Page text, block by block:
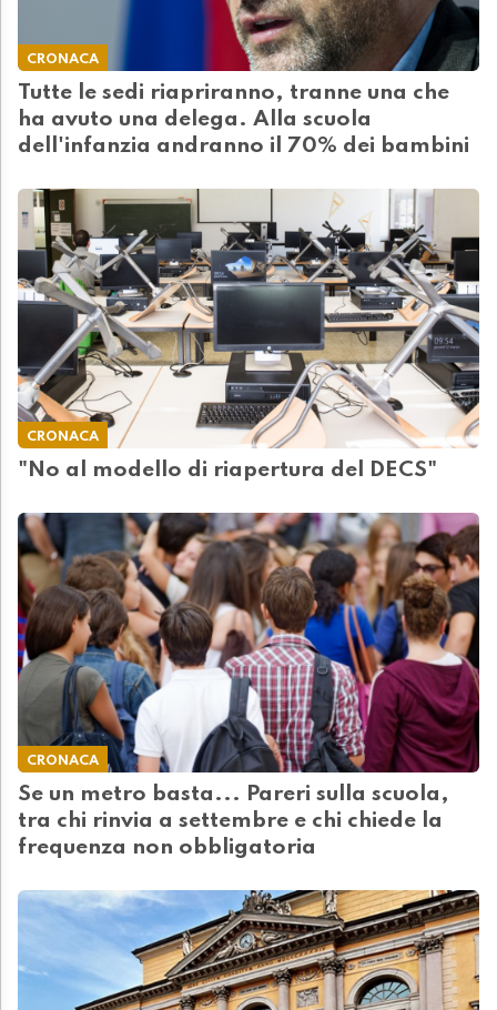
CRONACA
Tutte le sedi riapriranno, tranne una che
ha avuto una delega. Alla scuola
dell'infanzia andranno il 70% dei bambini
CRONACA
"No al modello di riapertura del DECS"
CRONACA
Se un metro basta... Pareri sulla scuola,
tra chi rinvia a settembre e chi chiede la
frequenza non obbligatoria